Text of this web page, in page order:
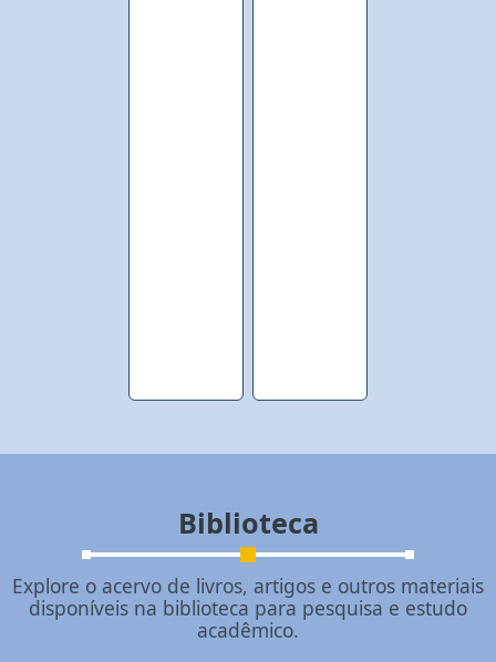
Biblioteca
Explore o acervo de livros, artigos e outros materiais
disponíveis na biblioteca para pesquisa e estudo
acadêmico.